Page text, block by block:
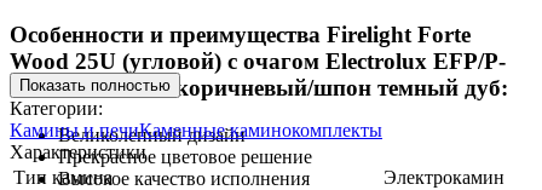
Особенности и преимущества Firelight Forte
Wood 25U (угловой) с очагом Electrolux EFP/P-
2520LS камень коричневый/шпон темный дуб:
Великолепный дизайн
Прекрасное цветовое решение
Высокое качество исполнения
Показать полностью
Категории:
Камины и печиКаменные каминокомплекты
Характеристики
Тип камина
Электрокамин